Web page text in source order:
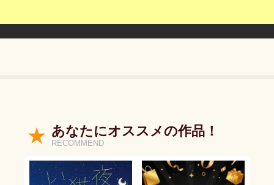
あなたにオススメの作品！
RECOMMEND